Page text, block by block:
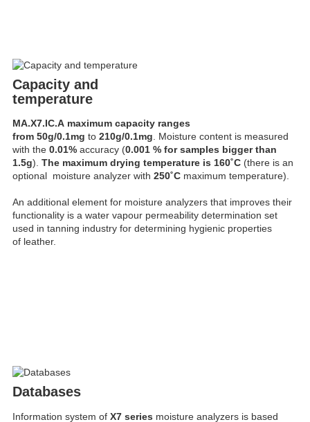
Capacity and
temperature
MA.X7.IC.A maximum capacity ranges
from 50g/0.1mg to 210g/0.1mg. Moisture content is measured
with the 0.01% accuracy (0.001 % for samples bigger than
1.5g). The maximum drying temperature is 160˚C (there is an
optional moisture analyzer with 250˚C maximum temperature).
An additional element for moisture analyzers that improves their
functionality is a water vapour permeability determination set
used in tanning industry for determining hygienic properties
of leather.
Databases
Information system of X7 series moisture analyzers is based